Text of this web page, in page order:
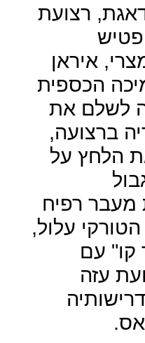
רצועת
איראן
הכספית
לשלם את
ברצועה,
הלחץ על
מעבר רפיח
עלול,
קו" עם
עזה